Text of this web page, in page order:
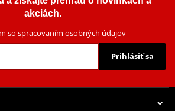
akciách.
so spracovaním osobných údajov
Prihlásiť sa